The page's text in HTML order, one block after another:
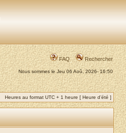
FAQ Rechercher
Nous sommes le Jeu 06 Aoû, 2026- 16:50
Heures au format UTC + 1 heure [ Heure d’été ]